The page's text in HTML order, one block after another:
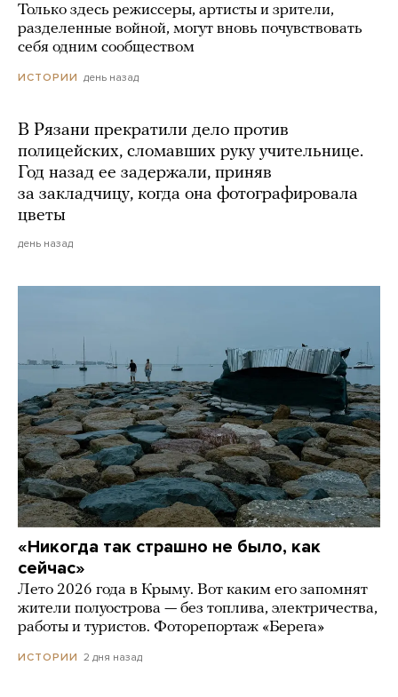
Только здесь режиссеры, артисты и зрители,
разделенные войной, могут вновь почувствовать
себя одним сообществом
ИСТОРИИ день назад
В Рязани прекратили дело против
полицейских, сломавших руку учительнице.
Год назад ее задержали, приняв
за закладчицу, когда она фотографировала
цветы
день назад
«Никогда так страшно не было, как
сейчас»
Лето 2026 года в Крыму. Вот каким его запомнят
жители полуострова — без топлива, электричества,
работы и туристов. Фоторепортаж «Берега»
ИСТОРИИ 2 дня назад